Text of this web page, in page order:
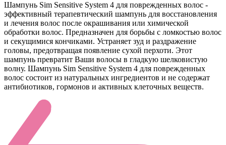
Шампунь Sim Sensitive System 4 для поврежденных волос -
эффективный терапевтический шампунь для восстановления
и лечения волос после окрашивания или химической
обработки волос. Предназначен для борьбы с ломкостью волос
и секущимися кончиками. Устраняет зуд и раздражение
головы, предотвращая появление сухой перхоти. Этот
шампунь превратит Ваши волосы в гладкую шелковистую
волну. Шампунь Sim Sensitive System 4 для поврежденных
волос состоит из натуральных ингредиентов и не содержат
антибиотиков, гормонов и активных клеточных веществ.